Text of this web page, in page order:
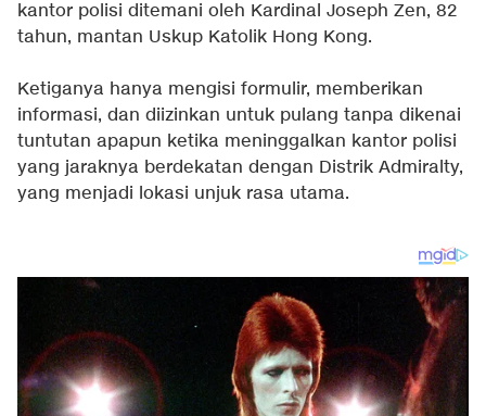
kantor polisi ditemani oleh Kardinal Joseph Zen, 82
tahun, mantan Uskup Katolik Hong Kong.
Ketiganya hanya mengisi formulir, memberikan
informasi, dan diizinkan untuk pulang tanpa dikenai
tuntutan apapun ketika meninggalkan kantor polisi
yang jaraknya berdekatan dengan Distrik Admiralty,
yang menjadi lokasi unjuk rasa utama.